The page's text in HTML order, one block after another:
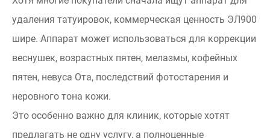
удаления татуировок, коммерческая ценность ЭЛ900
шире. Аппарат может использоваться для коррекции
веснушек, возрастных пятен, мелазмы, кофейных
пятен, невуса Ота, последствий фотостарения и
неровного тона кожи.
Это особенно важно для клиник, которые хотят
предлагать не одну услугу, а полноценные